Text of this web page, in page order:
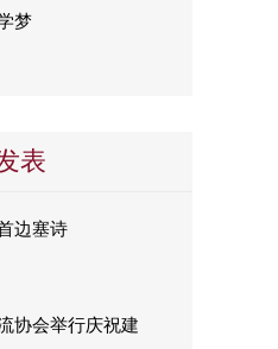
梦
表
边塞诗
协会举行庆祝建